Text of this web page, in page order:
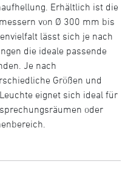
Erhältlich ist die
von Ø 300 mm bis
lässt sich je nach
die ideale passende
Je nach
Größen und
eignet sich ideal für
oder